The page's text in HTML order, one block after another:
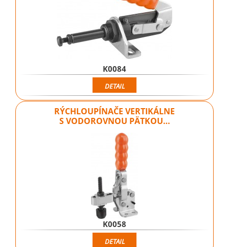
K0084
DETAIL
RÝCHLOUPÍNAČE VERTIKÁLNE
S VODOROVNOU PÄTKOU…
K0058
DETAIL